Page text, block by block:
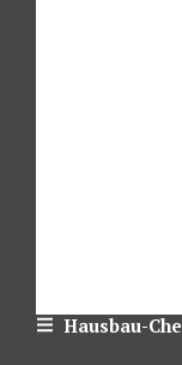
Hausbau-